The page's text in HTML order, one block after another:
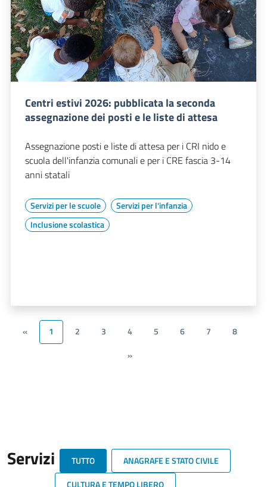
Centri estivi 2026: pubblicata la seconda
assegnazione dei posti e le liste di attesa
Assegnazione posti e liste di attesa per i CRI nido e
scuola dell'infanzia comunali e per i CRE fascia 3-14
anni statali
Servizi per le scuole
Servizi per l'infanzia
Inclusione scolastica
« 1 2 3 4 5 6 7
8
»
Servizi TUTTO
ANAGRAFE E STATO CIVILE
CULTURA E TEMPO LIBERO